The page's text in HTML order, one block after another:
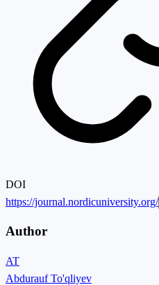
DOI
https://journal.nordicuniversity.org/
Author
AT
Abdurauf To'qliyev